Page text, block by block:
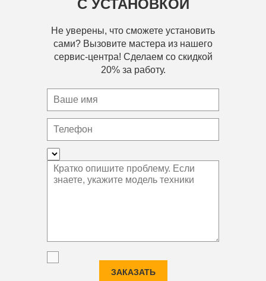
С УСТАНОВКОЙ
Не уверены, что сможете установить
сами? Вызовите мастера из нашего
сервис-центра! Сделаем со скидкой
20% за работу.
ЗАКАЗАТЬ